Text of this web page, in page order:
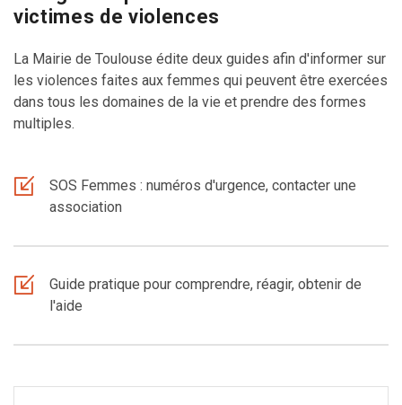
victimes de violences
La Mairie de Toulouse édite deux guides afin d'informer sur
les violences faites aux femmes qui peuvent être exercées
dans tous les domaines de la vie et prendre des formes
multiples.
SOS Femmes : numéros d'urgence, contacter une
association
Guide pratique pour comprendre, réagir, obtenir de
l'aide